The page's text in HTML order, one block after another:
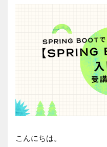
こんにちは。